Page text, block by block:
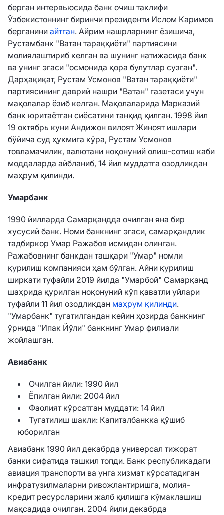
берган интервьюсида банк очиш таклифи
Ўзбекистоннинг биринчи президенти Ислом Каримов
берганини айтган. Айрим нашрларнинг ёзишича,
Рустамбанк "Ватан тараққиёти" партиясини
молиялаштириб келган ва шунинг натижасида банк
ва унинг эгаси "осмонида қора булутлар сузган".
Дарҳақиқат, Рустам Усмонов "Ватан тараққиёти"
партиясининг даврий нашри "Ватан" газетаси учун
мақолалар ёзиб келган. Мақолаларида Марказий
банк юритаётган сиёсатини танқид қилган. 1998 йил
19 октябрь куни Андижон вилоят Жиноят ишлари
бўйича суд ҳукмига кўра, Рустам Усмонов
товламачилик, валютани ноқонуний олиш-сотиш каби
моддаларда айбланиб, 14 йил муддатга озодликдан
маҳрум қилинди.
Умарбанк
1990 йилларда Самарқандда очилган яна бир
хусусий банк. Номи банкнинг эгаси, самарқандлик
тадбиркор Умар Ражабов исмидан олинган.
Ражабовнинг банкдан ташқари "Умар" номли
қурилиш компанияси ҳам бўлган. Айни қурилиш
ширкати туфайли 2019 йилда "Умарбой" Самарқанд
шаҳрида қурилган ноқонуний кўп қаватли уйлари
туфайли 11 йил озодликдан маҳрум қилинди.
"Умарбанк" тугатилгандан кейин ҳозирда банкнинг
ўрнида "Ипак Йўли" банкнинг Умар филиали
жойлашган.
Авиабанк
Очилган йили: 1990 йил
Ёпилган йили: 2004 йил
Фаолият кўрсатган муддати: 14 йил
Тугатилиш шакли: Капиталбанкка қўшиб
юборилган
Авиабанк 1990 йил декабрда универсал тижорат
банки сифатида ташкил топди. Банк республикадаги
авиация транспорти ва унга хизмат кўрсатадиган
инфратузилмаларни ривожлантиришга, молия-
кредит ресурсларини жалб қилишга кўмаклашиш
мақсадида очилган. 2004 йили декабрда